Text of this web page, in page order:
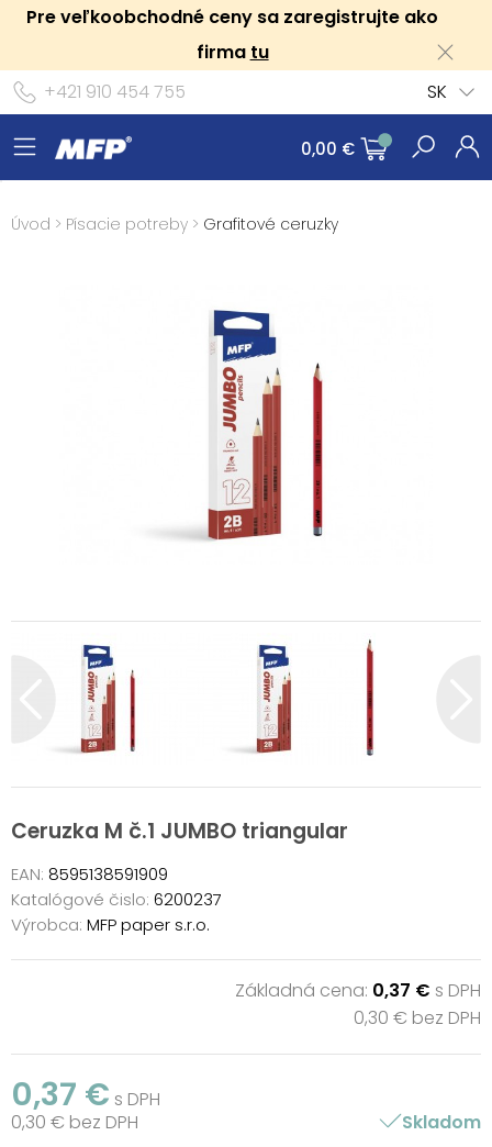
Pre veľkoobchodné ceny sa zaregistrujte ako
firma tu
+421 910 454 755
SK
0,00 €
Úvod > Písacie potreby > Grafitové ceruzky
Ceruzka M č.1 JUMBO triangular
EAN: 8595138591909
Katalógové čislo: 6200237
Výrobca: MFP paper s.r.o.
Základná cena: 0,37 € s DPH
0,30 € bez DPH
0,37 € s DPH
0,30 € bez DPH
Skladom